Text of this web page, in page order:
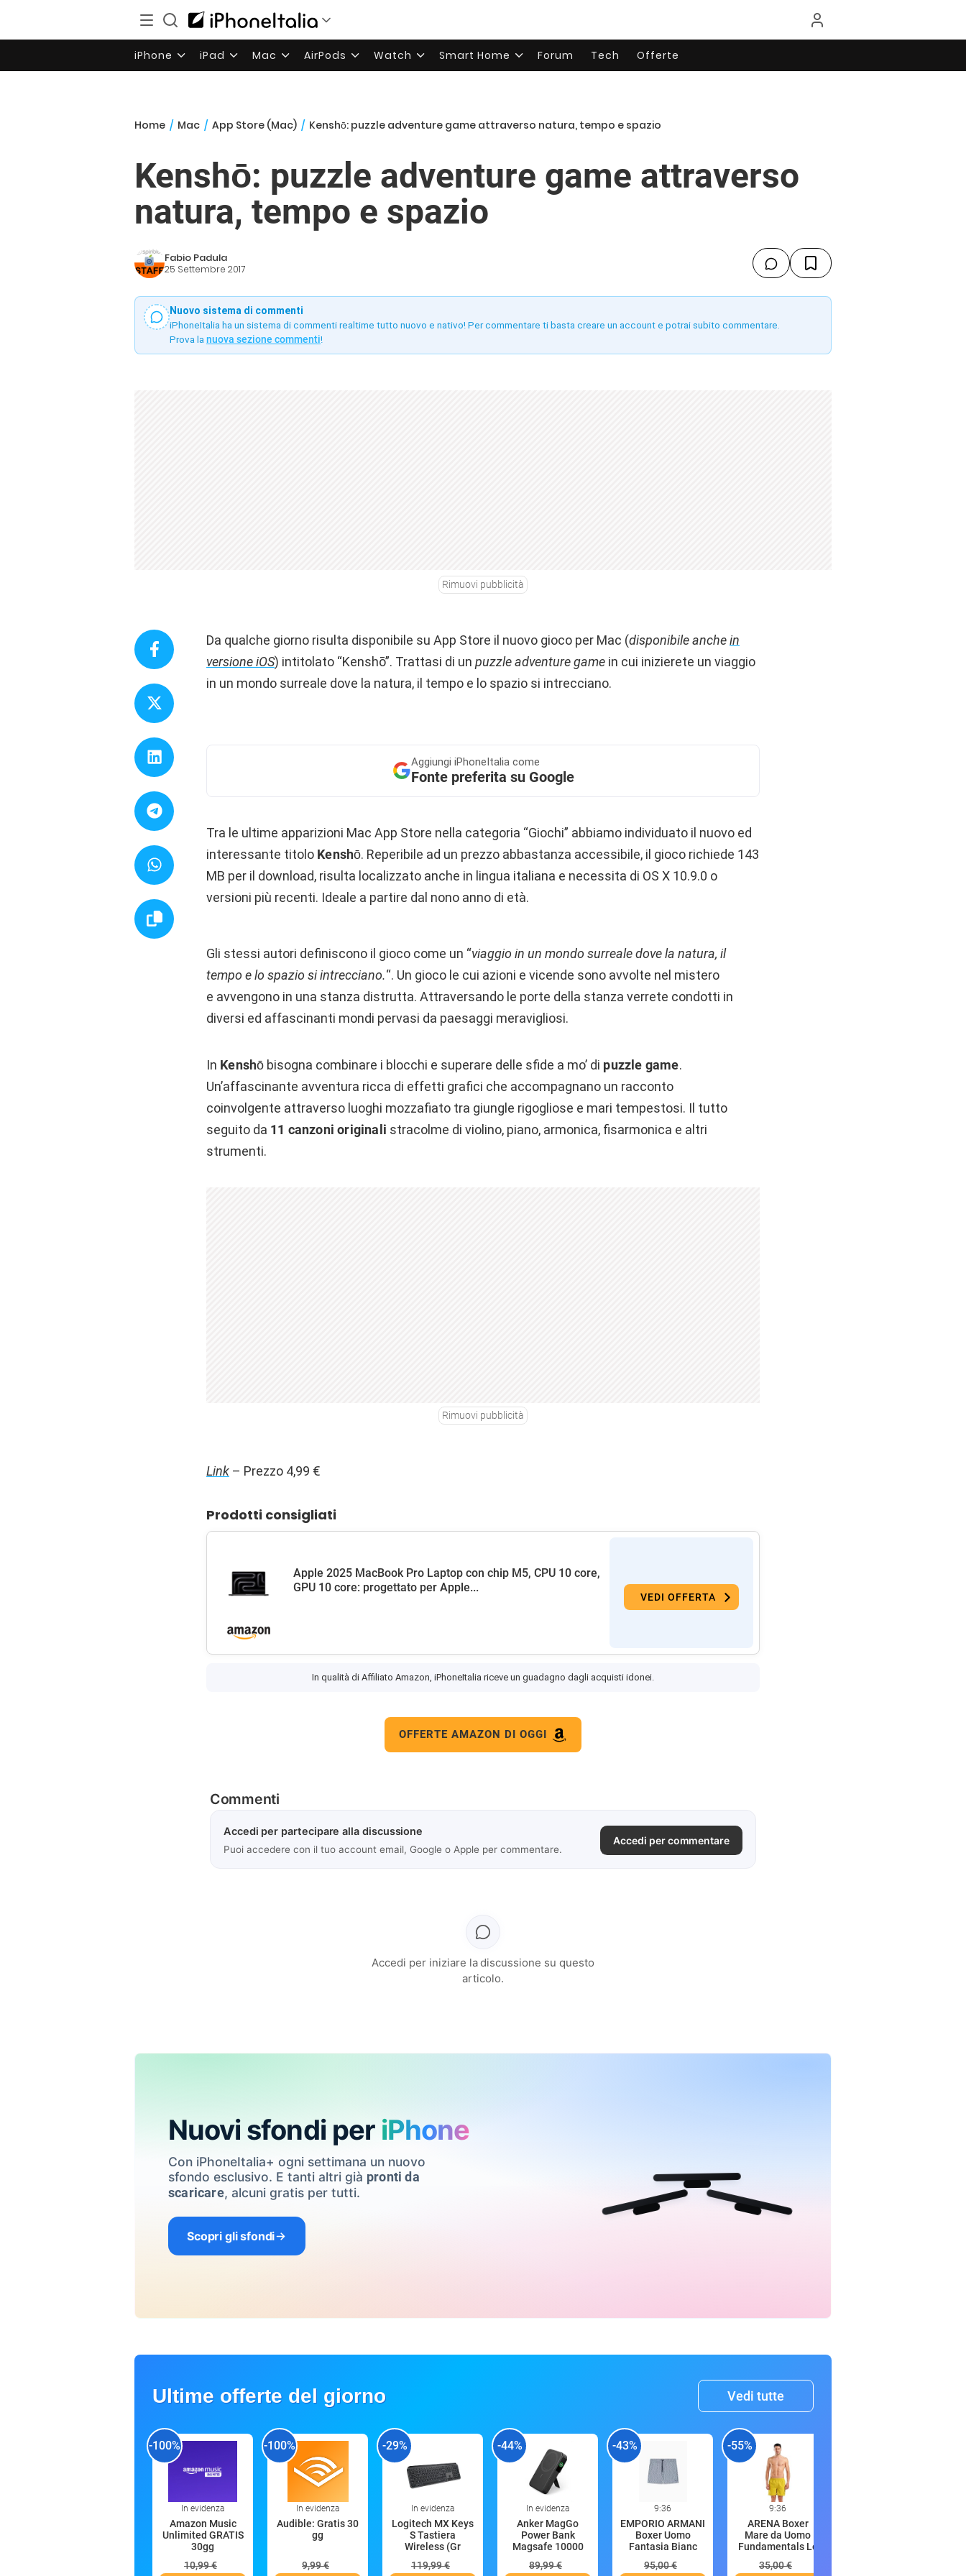
iPhone iPad Mac AirPods Watch Smart Home Forum Tech Offerte
Home / Mac / App Store (Mac) / Kenshō: puzzle adventure game attraverso natura, tempo e spazio
Kenshō: puzzle adventure game attraverso
natura, tempo e spazio
Fabio Padula
25 Settembre 2017
Nuovo sistema di commenti
iPhoneItalia ha un sistema di commenti realtime tutto nuovo e nativo! Per commentare ti basta creare un account e potrai subito commentare.
Prova la nuova sezione commenti!
Rimuovi pubblicità
Da qualche giorno risulta disponibile su App Store il nuovo gioco per Mac (disponibile anchein
versione iOS) intitolato “Kenshō”. Trattasi di un puzzle adventure game in cui inizierete un viaggio
in un mondo surreale dove la natura, il tempo e lo spazio si intrecciano.
Aggiungi iPhoneItalia come
Fonte preferita su Google
Tra le ultime apparizioni Mac App Store nella categoria “Giochi” abbiamo individuato il nuovo ed
interessante titolo Kenshō. Reperibile ad un prezzo abbastanza accessibile, il gioco richiede 143
MB per il download, risulta localizzato anche in lingua italiana e necessita di OS X 10.9.0 o
versioni più recenti. Ideale a partire dal nono anno di età.
Gli stessi autori definiscono il gioco come un “viaggio in un mondo surreale dove la natura, il
tempo e lo spazio si intrecciano.“. Un gioco le cui azioni e vicende sono avvolte nel mistero
e avvengono in una stanza distrutta. Attraversando le porte della stanza verrete condotti in
diversi ed affascinanti mondi pervasi da paesaggi meravigliosi.
In Kenshō bisogna combinare i blocchi e superare delle sfide a mo’ di puzzle game.
Un’affascinante avventura ricca di effetti grafici che accompagnano un racconto
coinvolgente attraverso luoghi mozzafiato tra giungle rigogliose e mari tempestosi. Il tutto
seguito da 11 canzoni originali stracolme di violino, piano, armonica, fisarmonica e altri
strumenti.
Rimuovi pubblicità
Link – Prezzo 4,99 €
Prodotti consigliati
Apple 2025 MacBook Pro Laptop con chip M5, CPU 10 core,
GPU 10 core: progettato per Apple...
VEDI OFFERTA
In qualità di Affiliato Amazon, iPhoneItalia riceve un guadagno dagli acquisti idonei.
OFFERTE AMAZON DI OGGI
Commenti
Accedi per partecipare alla discussione
Puoi accedere con il tuo account email, Google o Apple per commentare.
Accedi per commentare
Accedi per iniziare la discussione su questo
articolo.
Nuovi sfondi per iPhone
Con iPhoneItalia+ ogni settimana un nuovo
sfondo esclusivo. E tanti altri già pronti da
scaricare, alcuni gratis per tutti.
Scopri gli sfondi
Ultime offerte del giorno Vedi tutte
-100%
In evidenza
Amazon Music
Unlimited GRATIS
30gg
10,99 €
-100%
In evidenza
Audible: Gratis 30
gg
9,99 €
-29%
In evidenza
Logitech MX Keys
S Tastiera
Wireless (Gr
119,99 €
-44%
In evidenza
Anker MagGo
Power Bank
Magsafe 10000
89,99 €
-43%
9:36
EMPORIO ARMANI
Boxer Uomo
Fantasia Bianc
95,00 €
-55%
9:36
ARENA Boxer
Mare da Uomo
Fundamentals Lo
35,00 €